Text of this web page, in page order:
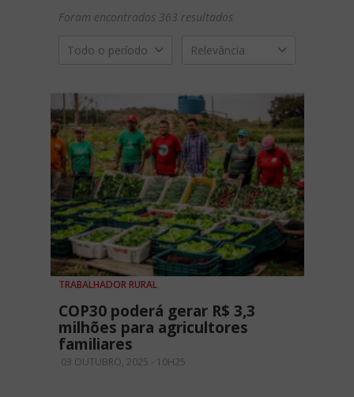
Foram encontrados 363 resultados
Todo o período Relevância
TRABALHADOR RURAL
COP30 poderá gerar R$ 3,3
milhões para agricultores
familiares
03 OUTUBRO, 2025 - 10H25